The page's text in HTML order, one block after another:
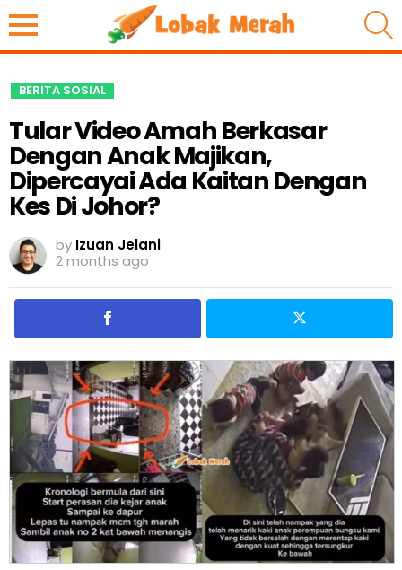
BERITA SOSIAL
Tular Video Amah Berkasar
Dengan Anak Majikan,
Dipercayai Ada Kaitan Dengan
Kes Di Johor?
by Izuan Jelani
2 months ago